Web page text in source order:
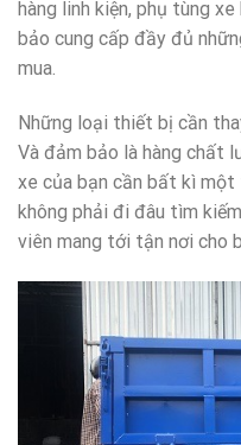
hàng linh kiện, phụ tùng
bảo cung cấp đầy đủ
mua.
Những loại thiết bị cần
Và đảm bảo là hàng chất
xe của bạn cần bất kì
không phải đi đâu tìm
viên mang tới tận nơi cho